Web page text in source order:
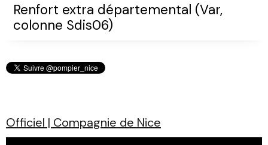
Renfort extra départemental (Var,
colonne Sdis06)
Officiel | Compagnie de Nice